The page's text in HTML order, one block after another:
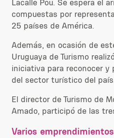
Lacalle Pou. Se espera el
compuestas por
25 países de América.
Además, en ocasión de
Uruguaya de Turismo
iniciativa para reconocer y
del sector turístico del
El director de Turismo de
Amado, participó de las
Varios